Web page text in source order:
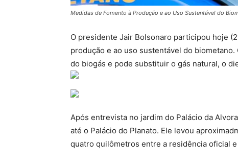
Medidas de Fomento à Produção e ao Uso Sustentável do
O presidente Jair Bolsonaro participou hoje
produção e ao uso sustentável do
do biogás e pode substituir o gás natural, o
Após entrevista no jardim do Palácio da
até o Palácio do Planato. Ele levou
quatro quilômetros entre a residência oficial e